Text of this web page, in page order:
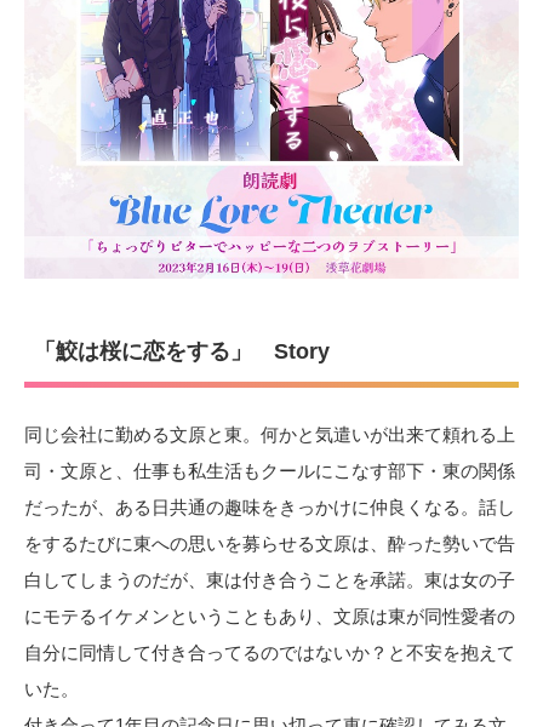
「鮫は桜に恋をする」 Story
同じ会社に勤める文原と東。何かと気遣いが出来て頼れる上
司・文原と、仕事も私生活もクールにこなす部下・東の関係
だったが、ある日共通の趣味をきっかけに仲良くなる。話し
をするたびに東への思いを募らせる文原は、酔った勢いで告
白してしまうのだが、東は付き合うことを承諾。東は女の子
にモテるイケメンということもあり、文原は東が同性愛者の
自分に同情して付き合ってるのではないか？と不安を抱えて
いた。